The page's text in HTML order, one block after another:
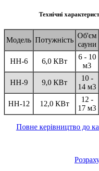
Технічні
Модель Потужність
Об'єм
сауни
HH-6 6,0 КВт
6 - 10
м3
HH-9 9,0 КВт
10 -
14 м3
HH-12 12,0 КВт
12 -
17 м3
Повне керівництво до